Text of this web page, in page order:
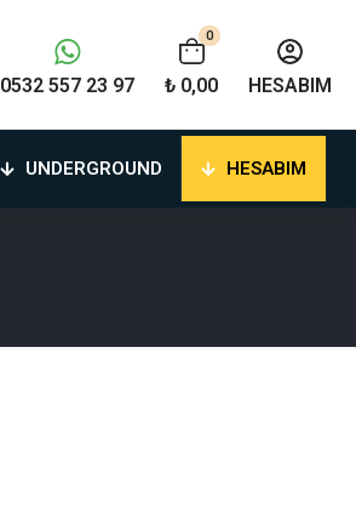
0532 557 23 97
0
₺ 0,00 HESABIM
UNDERGROUND HESABIM